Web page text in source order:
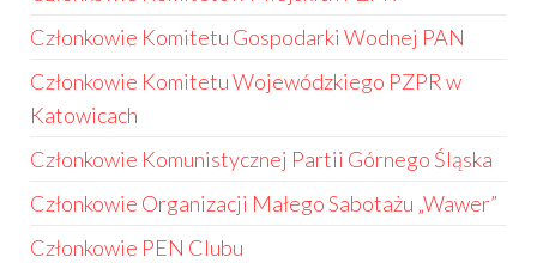
Członkowie Komitetu Gospodarki Wodnej PAN
Członkowie Komitetu Wojewódzkiego PZPR w
Katowicach
Członkowie Komunistycznej Partii Górnego Śląska
Członkowie Organizacji Małego Sabotażu „Wawer”
Członkowie PEN Clubu